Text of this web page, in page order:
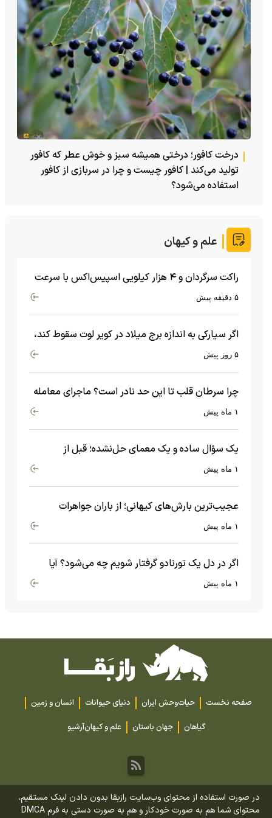
درخت کافور؛ درختی همیشه سبز و خوش عطر که کافور
تولید می‌کند | کافور چیست و چرا در سربازی از کافور
استفاده می‌شود؟
علم و کیهان
راکت سرگردان و ۴ هزار کیلویی اسپیس‌اکس با سرعت
هشت هزار و ۶۹۰ کیلومتر در ساعت به ماه برخورد کرد
۵ دقیقه پیش
اگر سیارکی به اندازه برج میلاد در کویر لوت سقوط کند،
چه اتفاقی می‌افتد؟
۵ روز پیش
چرا سرطان قلب تا این حد نادر است؟ ماجرای معامله
عجیبی که در بدن اتفاق می‌افتد!۱ ماه پیش
یک سؤال ساده و یک معمای حل‌نشده؛ قبل از
بیگ‌بنگ و آغاز جهان چه چیزی وجود داشت؟۱ ماه پیش
عجیب‌ترین بارش‌های کیهانی؛ از باران جواهرات
گران‌قیمت تا بارش آهن و شیشه۱ ماه پیش
اگر در دل یک تورنادو گرفتار شویم چه می‌شود؟ آیا
امکان زنده ماندن وجود دارد؟۱ ماه پیش
صفحه نخست حیات‌وحش ایران دنیای حیوانات
انسان و زمین
گیاهان
جهان باستان علم و کیهانآرشیو
در صورت استفاده از محتوای وب‌سایت رازبقا بدون دادن لینک مستقیم،
محتوای شما هم به صورت خودکار و هم به صورت دستی به فرم DMCA